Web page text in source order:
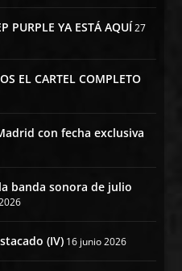
PURPLE YA ESTÁ AQUÍ27
EL CARTEL COMPLETO
con fecha exclusiva
la banda sonora de julio
(IV) 16 junio 2026